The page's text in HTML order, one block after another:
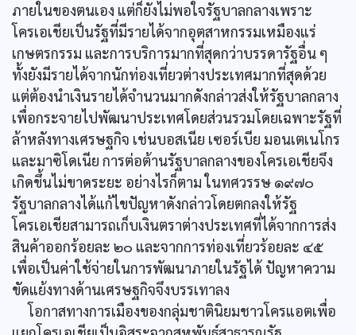
ภายในของตนเอง แต่ก็ยังไม่พอใจรัฐบาลกลางเพราะ
โครเอเชียเป็นรัฐที่มีรายได้จากอุตสาหกรรมเหมืองแร่
เกษตรกรรม และการบริการมากที่สุดกว่าบรรดารัฐอื่น ๆ
ทั้งยังมีรายได้จากนักท่องเที่ยวต่างประเทศมากที่สุดด้วย
แต่ต้องนำเงินรายได้จำนวนมากดังกล่าวส่งให้รัฐบาลกลาง
เพื่อกระจายไปพัฒนาประเทศโดยส่วนรวมโดยเฉพาะรัฐที่
ล้าหลังทางเศรษฐกิจ เช่นบอสเนีย เซอร์เบีย มอนเตเนโกร
และมาซิโดเนีย การต่อต้านรัฐบาลกลางของโครเอเชียจึง
เกิดขึ้นไม่ขาดระยะ อย่างไรก็ตาม ในทศวรรษ ๑๙๗๐
รัฐบาลกลางได้แก้ไขปัญหาดังกล่าวโดยตกลงให้รัฐ
โครเอเชียสามารถเก็บเงินตราต่างประเทศที่ได้จากการส่ง
สินค้าออกร้อยละ ๒๐ และจากการท่องเที่ยวร้อยละ ๔๕
เพื่อเป็นค่าใช้จ่ายในการพัฒนาภายในรัฐได้ ปัญหาความ
ขัดแย้งทางด้านเศรษฐกิจจึงบรรเทาลง
โอกาสทางการเมืองของกลุ่มชาตินิยมชาวโครแอตเพื่อ